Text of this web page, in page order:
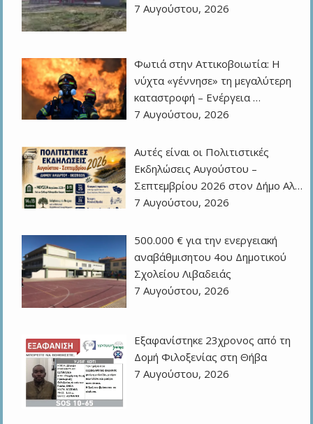
7 Αυγούστου, 2026
Φωτιά στην Αττικοβοιωτία: Η
νύχτα «γέννησε» τη μεγαλύτερη
καταστροφή – Ενέργεια …
7 Αυγούστου, 2026
Αυτές είναι οι Πολιτιστικές
Εκδηλώσεις Αυγούστου –
Σεπτεμβρίου 2026 στον Δήμο Αλ…
7 Αυγούστου, 2026
500.000 € για την ενεργειακή
αναβάθμισητου 4ου Δημοτικού
Σχολείου Λιβαδειάς
7 Αυγούστου, 2026
Εξαφανίστηκε 23χρονος από τη
Δομή Φιλοξενίας στη Θήβα
7 Αυγούστου, 2026